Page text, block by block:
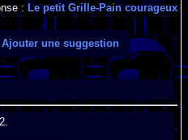
: Le petit Grille-Pain courageux
Ajouter une suggestion